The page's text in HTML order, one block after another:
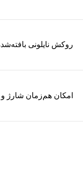
روکش نایلونی
امکان هم‌زمان شارژ و